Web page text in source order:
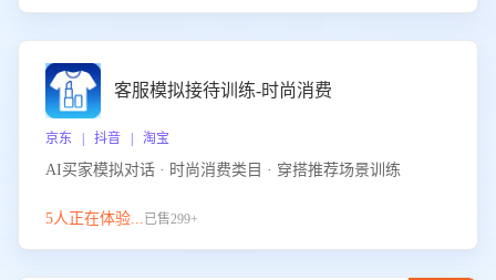
客服模拟接待训练-时尚消费
京东 | 抖音 | 淘宝
AI买家模拟对话 · 时尚消费类目 · 穿搭推荐场景训练
5人正在体验...已售299+